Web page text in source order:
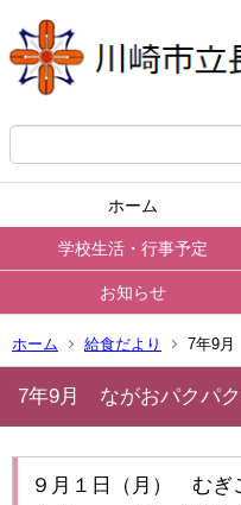
ホーム
学校生活・行事予定
お知らせ
ホーム 給食だより 7年9
7年9月 ながおパクパ
９月１日（月） むぎ